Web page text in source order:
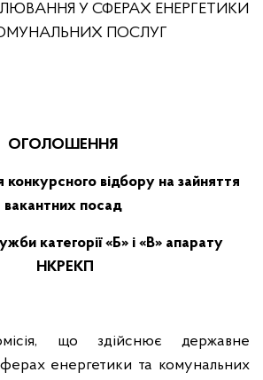
У СФЕРАХ ЕНЕРГЕТИКИ
ПОСЛУГ
ОГОЛОШЕННЯ
конкурсного відбору на зайняття
вакантних посад
категорії «Б» і «В» апарату
НКРЕКП
що здійснює державне
енергетики та комунальних